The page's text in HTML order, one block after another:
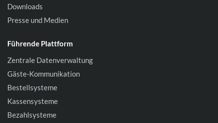
Downloads
Presse und Medien
Führende Plattform
Zentrale Datenverwaltung
Gäste-Kommunikation
Bestellsysteme
Kassensysteme
Bezahlsysteme